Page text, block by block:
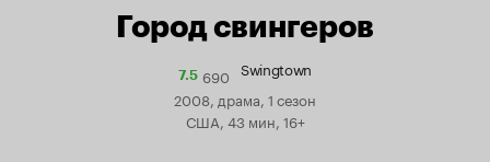
Город свингеров
7.5Рейтинг
Кинопоиска
690 Swingtown
2008, драма, 1 сезон
США, 43 мин, 16+